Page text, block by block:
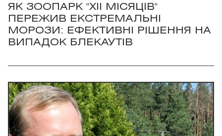
ЯК ЗООПАРК "XII МІСЯЦІВ"
ПЕРЕЖИВ ЕКСТРЕМАЛЬНІ
МОРОЗИ: ЕФЕКТИВНІ РІШЕННЯ НА
ВИПАДОК БЛЕКАУТІВ